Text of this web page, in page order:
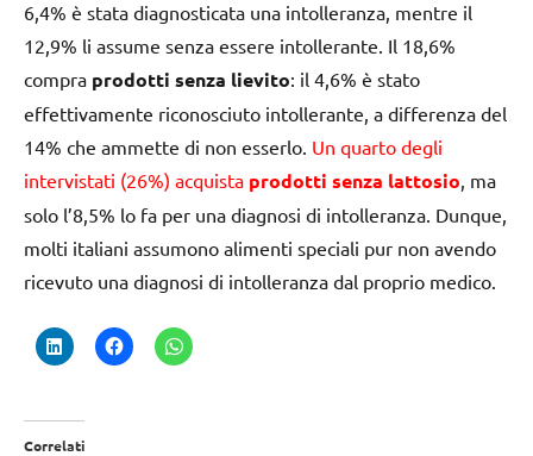
6,4% è stata diagnosticata una intolleranza, mentre il
12,9% li assume senza essere intollerante. Il 18,6%
compra prodotti senza lievito: il 4,6% è stato
effettivamente riconosciuto intollerante, a differenza del
14% che ammette di non esserlo. Un quarto degli
intervistati (26%) acquista prodotti senza lattosio , ma
solo l’8,5% lo fa per una diagnosi di intolleranza. Dunque,
molti italiani assumono alimenti speciali pur non avendo
ricevuto una diagnosi di intolleranza dal proprio medico.
Correlati